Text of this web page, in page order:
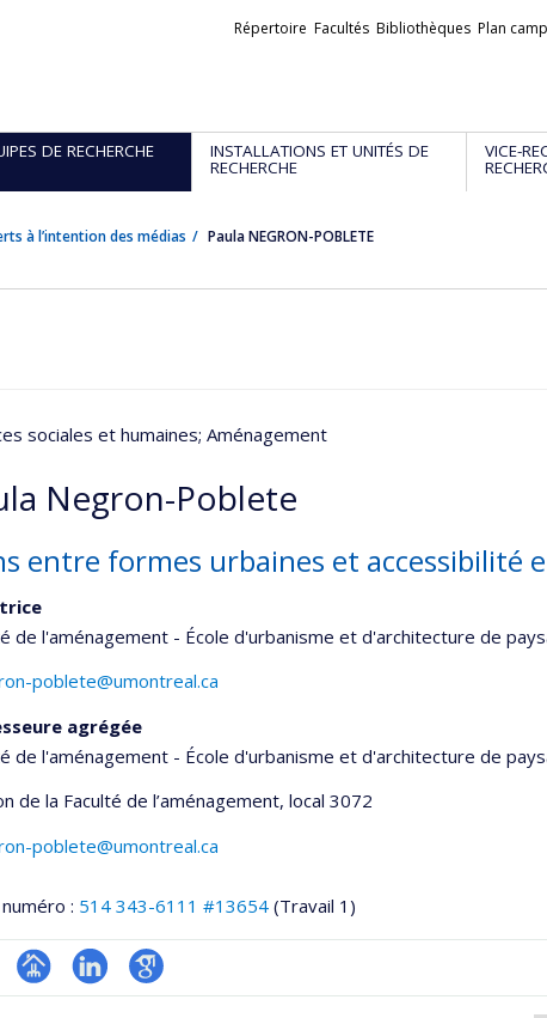
Liens
Répertoire Facultés Bibliothèques Plan
DE RECHERCHE INSTALLATIONS ET UNITÉS DE
RECHERCHE
VICE-
à l’intention des médias Paula NEGRON-POBLETE
sociales et humaines; Aménagement
Negron-Poblete
entre formes urbaines et accessibilité
de l'aménagement - École d'urbanisme et d'architecture de
poblete@umontreal.ca
agrégée
de l'aménagement - École d'urbanisme et d'architecture de
de la Faculté de l’aménagement, local 3072
poblete@umontreal.ca
: 514 343-6111 #13654 (Travail 1)
Page LinkedInGoogle